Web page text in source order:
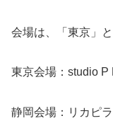
会場は、「東京」
東京会場：studio P
静岡会場：リカピ